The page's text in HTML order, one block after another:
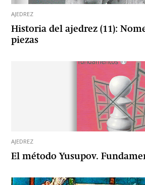
AJEDREZ
Historia del ajedrez (11):
piezas
AJEDREZ
El método Yusupov.